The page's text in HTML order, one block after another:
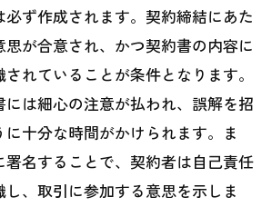
ず作成されます。契約締結にあた
思が合意され、かつ契約書の内容に
れていることが条件となります。
には細心の注意が払われ、誤解を招
に十分な時間がかけられます。ま
署名することで、契約者は自己責任
、取引に参加する意思を示しま